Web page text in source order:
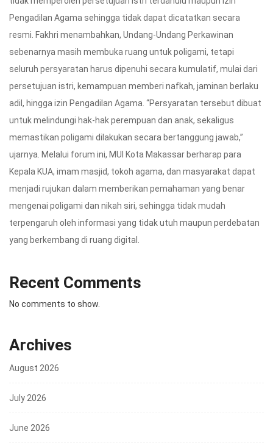
Pengadilan Agama sehingga tidak dapat dicatatkan secara
resmi. Fakhri menambahkan, Undang-Undang Perkawinan
sebenarnya masih membuka ruang untuk poligami, tetapi
seluruh persyaratan harus dipenuhi secara kumulatif, mulai dari
persetujuan istri, kemampuan memberi nafkah, jaminan berlaku
adil, hingga izin Pengadilan Agama. “Persyaratan tersebut dibuat
untuk melindungi hak-hak perempuan dan anak, sekaligus
memastikan poligami dilakukan secara bertanggung jawab,”
ujarnya. Melalui forum ini, MUI Kota Makassar berharap para
Kepala KUA, imam masjid, tokoh agama, dan masyarakat dapat
menjadi rujukan dalam memberikan pemahaman yang benar
mengenai poligami dan nikah siri, sehingga tidak mudah
terpengaruh oleh informasi yang tidak utuh maupun perdebatan
yang berkembang di ruang digital.
Recent Comments
No comments to show.
Archives
August 2026
July 2026
June 2026